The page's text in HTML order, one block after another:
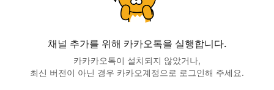
채널 추가를 위해 카카오톡을 실행합니다.
카카카오톡이 설치되지 않았거나,
최신 버전이 아닌 경우 카카오계정으로 로그인해 주세요.